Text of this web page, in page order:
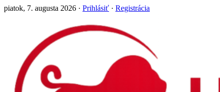
piatok, 7. augusta 2026 · Prihlásiť · Registrácia